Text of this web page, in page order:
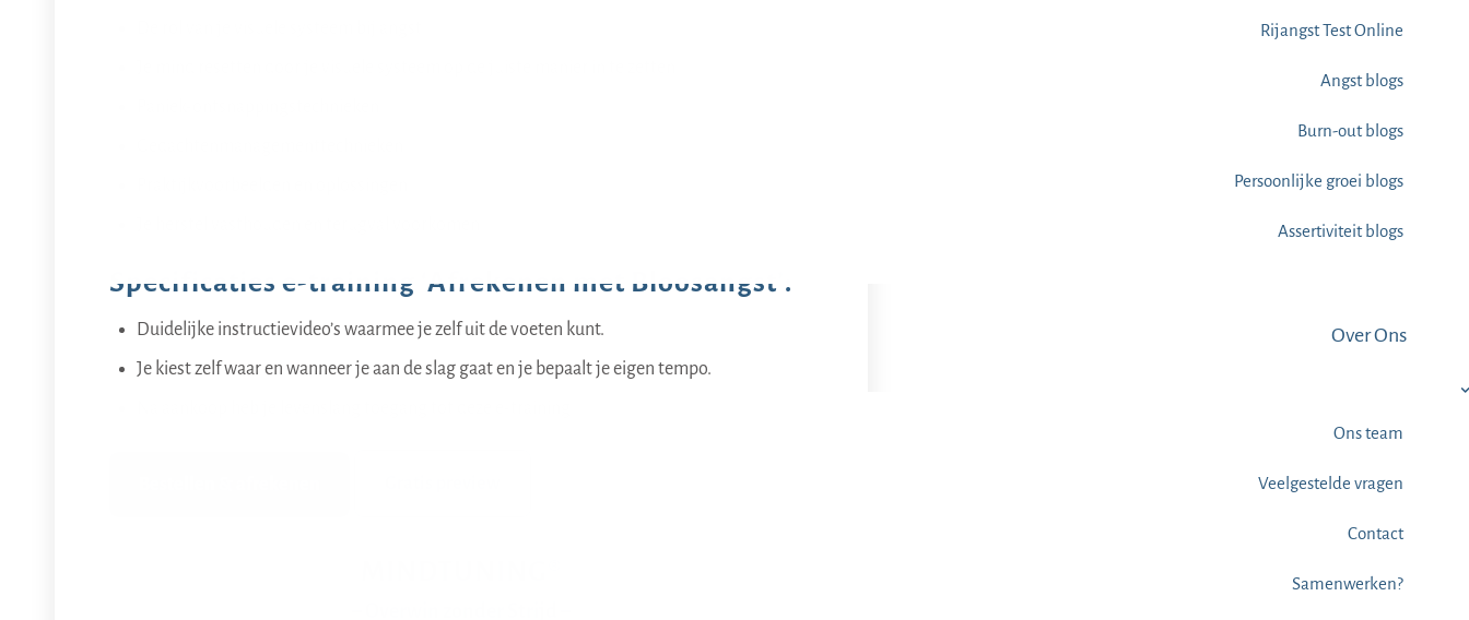
Rijangst Test Online
Angst blogs
Burn-out blogs
Persoonlijke groei blogs
Assertiviteit blogs
Over Ons
Ons team
Veelgestelde vragen
Contact
Samenwerken?
Specificaties e-training ‘Afrekenen met Bloosangst’:
Duidelijke instructievideo’s waarmee je zelf uit de voeten kunt.
Je kiest zelf waar en wanneer je aan de slag gaat en je bepaalt je eigen tempo.